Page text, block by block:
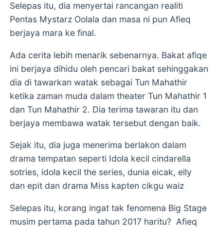
Selepas itu, dia menyertai rancangan realiti
Pentas Mystarz Oolala dan masa ni pun Afieq
berjaya mara ke final.
Ada cerita lebih menarik sebenarnya. Bakat afiqe
ini berjaya dihidu oleh pencari bakat sehinggakan
dia di tawarkan watak sebagai Tun Mahathir
ketika zaman muda dalam theater Tun Mahathir 1
dan Tun Mahathir 2. Dia terima tawaran itu dan
berjaya membawa watak tersebut dengan baik.
Sejak itu, dia juga menerima berlakon dalam
drama tempatan seperti Idola kecil cindarella
sotries, idola kecil the series, dunia eicak, elly
dan epit dan drama Miss kapten cikgu waiz
Selepas itu, korang ingat tak fenomena Big Stage
musim pertama pada tahun 2017 haritu? Afieq